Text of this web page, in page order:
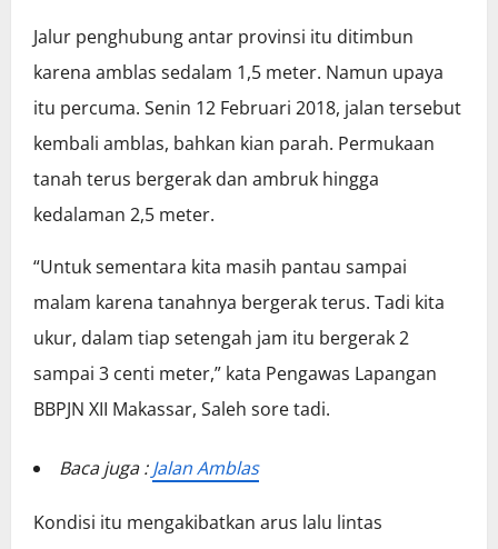
Jalur penghubung antar provinsi itu ditimbun
karena amblas sedalam 1,5 meter. Namun upaya
itu percuma. Senin 12 Februari 2018, jalan tersebut
kembali amblas, bahkan kian parah. Permukaan
tanah terus bergerak dan ambruk hingga
kedalaman 2,5 meter.
“Untuk sementara kita masih pantau sampai
malam karena tanahnya bergerak terus. Tadi kita
ukur, dalam tiap setengah jam itu bergerak 2
sampai 3 centi meter,” kata Pengawas Lapangan
BBPJN XII Makassar, Saleh sore tadi.
Baca juga :Jalan Amblas
Kondisi itu mengakibatkan arus lalu lintas